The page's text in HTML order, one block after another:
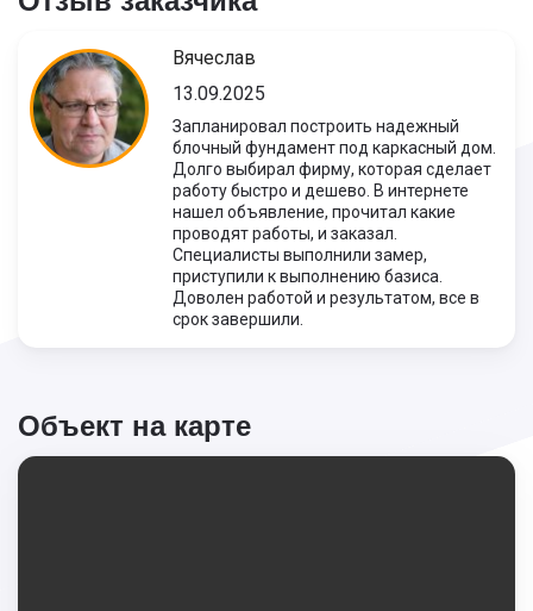
Вячеслав
13.09.2025
Запланировал построить надежный
блочный фундамент под каркасный дом.
Долго выбирал фирму, которая сделает
работу быстро и дешево. В интернете
нашел объявление, прочитал какие
проводят работы, и заказал.
Специалисты выполнили замер,
приступили к выполнению базиса.
Доволен работой и результатом, все в
срок завершили.
Объект на карте